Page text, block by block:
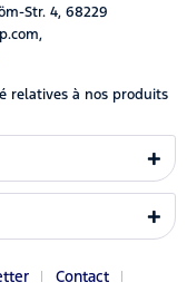
Str. 4, 68229
relatives à nos produits
Contact